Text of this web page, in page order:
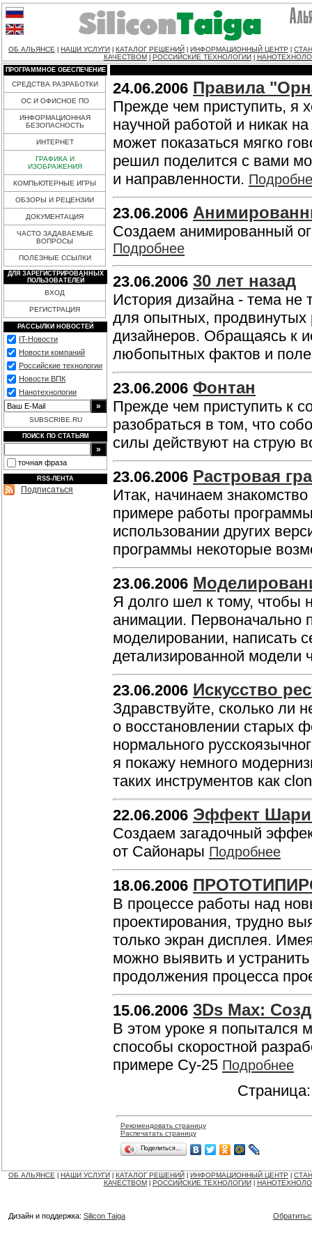
ОБ АЛЬЯНСЕ НАШИ УСЛУГИ КАТАЛОГ РЕШЕНИЙ ИНФОРМАЦИОННЫЙ ЦЕНТР
КАЧЕСТВОМ
РОССИЙСКИЕ ТЕХНОЛОГИИ
ПРОГРАММНОЕ ОБЕСПЕЧЕНИЕ
СРЕДСТВА РАЗРАБОТКИ
ОС И ОФИСНОЕ ПО
ИНФОРМАЦИОННАЯ
БЕЗОПАСНОСТЬ
ИНТЕРНЕТ
ГРАФИКА И
ИЗОБРАЖЕНИЯ
КОМПЬЮТЕРНЫЕ ИГРЫ
ОБЗОРЫ И РЕЦЕНЗИИ
ДОКУМЕНТАЦИЯ
ЧАСТО ЗАДАВАЕМЫЕ
ВОПРОСЫ
ПОЛЕЗНЫЕ ССЫЛКИ
ДЛЯ ЗАРЕГИСТРИРОВАННЫХ
ПОЛЬЗОВАТЕЛЕЙ
ВХОД
РЕГИСТРАЦИЯ
РАССЫЛКИ НОВОСТЕЙ
IT-Новости
Новости компаний
Российские технологии
Новости ВПК
Нанотехнологии
SUBSCRIBE.RU
ПОИСК ПО СТАТЬЯМ
точная фраза
RSS-ЛЕНТА
Подписаться
24.06.2006 Правила
Прежде чем приступить, я
научной работой и никак
может показаться мягко
решил поделится с вами
и направленности.
23.06.2006
Создаем анимированный
Подробнее
23.06.2006 30 лет назад
История дизайна - тема не
для опытных, продвинутых
дизайнеров. Обращаясь к
любопытных фактов и
23.06.2006 Фонтан
Прежде чем приступить к
разобраться в том, что
силы действуют на струю
23.06.2006 Растровая
Итак, начинаем
примере работы
использовании других
программы некоторые
23.06.2006
Я долго шел к тому, чтобы
анимации. Первоначально
моделировании, написать
детализированной модели
23.06.2006 Искусство
Здравствуйте, сколько ли
о восстановлении старых
нормального
я покажу немного
таких инструментов как
22.06.2006 Эффект
Создаем загадочный
от Сайонары Подробнее
18.06.2006
В процессе работы над
проектирования, трудно
только экран дисплея.
можно выявить и
продолжения процесса
15.06.2006 3Ds Max:
В этом уроке я попытался
способы скоростной
примере Су-25 Подробнее
Рекомендовать страницу
Распечатать страницу
Поделиться…
ОБ АЛЬЯНСЕ НАШИ УСЛУГИ КАТАЛОГ РЕШЕНИЙ ИНФОРМАЦИОННЫЙ ЦЕНТР
КАЧЕСТВОМ
РОССИЙСКИЕ ТЕХНОЛОГИИ
Дизайн и поддержка: Silicon Taiga